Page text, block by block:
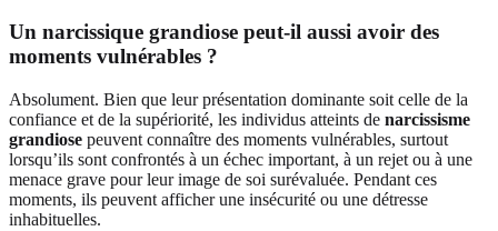
Un narcissique grandiose peut-il aussi avoir des
moments vulnérables ?
Absolument. Bien que leur présentation dominante soit celle de la
confiance et de la supériorité, les individus atteints de narcissisme
grandiose peuvent connaître des moments vulnérables, surtout
lorsqu’ils sont confrontés à un échec important, à un rejet ou à une
menace grave pour leur image de soi surévaluée. Pendant ces
moments, ils peuvent afficher une insécurité ou une détresse
inhabituelles.